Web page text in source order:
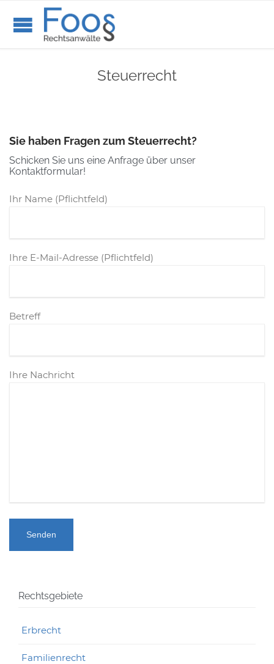
Steuerrecht
Sie haben Fragen zum Steuerrecht?
Schicken Sie uns eine Anfrage über unser
Kontaktformular!
Ihr Name (Pflichtfeld)
Ihre E-Mail-Adresse (Pflichtfeld)
Betreff
Ihre Nachricht
Rechtsgebiete
Erbrecht
Familienrecht